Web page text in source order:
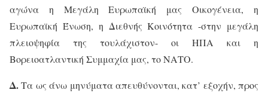
αγώνα η Μεγάλη Ευρωπαϊκή μας Οικογένεια, η
Ευρωπαϊκή Ένωση, η Διεθνής Κοινότητα -στην μεγάλη
πλειοψηφία της τουλάχιστον- οι ΗΠΑ και η
Βορειοατλαντική Συμμαχία μας, το ΝΑΤΟ.
Δ.Τα ως άνω μηνύματα απευθύνονται, κατ’ εξοχήν, προς